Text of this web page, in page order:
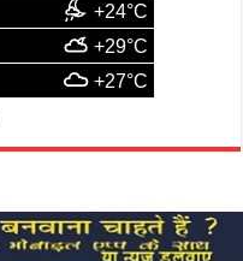
+24°C
+29°C
+27°C